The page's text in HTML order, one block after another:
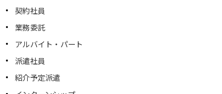
契約社員
業務委託
アルバイト・パート
派遣社員
紹介予定派遣